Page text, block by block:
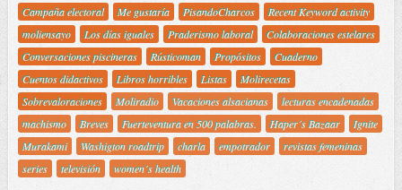
Campaña electoral
Me gustaría PisandoCharcos
Recent Keyword activity
moliensayo
Los días iguales Praderismo laboral
Colaboraciones estelares
Conversaciones piscineras
Rústicoman Propósitos
Cuaderno
Cuentos didactivos
Libros horribles Listas
Molirecetas
Sobrevaloraciones
Moliradio Vacaciones alsacianas
lecturas encadenadas
machismo
Breves Fuerteventura en 500 palabras. Haper´s Bazaar
Ignite
Murakami
Washigton roadtrip charla empotrador
revistas femeninas
series
televisión women´s health